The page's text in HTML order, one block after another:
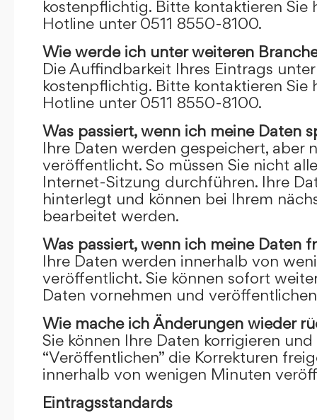
kostenpflichtig. Bitte kontaktieren Sie
Hotline unter 0511 8550-8100.
Wie werde ich unter weiteren
Die Auffindbarkeit Ihres Eintrags
kostenpflichtig. Bitte kontaktieren Sie
Hotline unter 0511 8550-8100.
Was passiert, wenn ich meine Daten
Ihre Daten werden gespeichert, aber
veröffentlicht. So müssen Sie nicht
Internet-Sitzung durchführen. Ihre
hinterlegt und können bei Ihrem
bearbeitet werden.
Was passiert, wenn ich meine Daten
Ihre Daten werden innerhalb von
veröffentlicht. Sie können sofort
Daten vornehmen und
Wie mache ich Änderungen wieder
Sie können Ihre Daten korrigieren
“Veröffentlichen” die Korrekturen
innerhalb von wenigen Minuten
Eintragsstandards